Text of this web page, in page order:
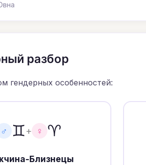
разбор
гендерных особенностей:
♂ ♊+ ♀ ♈
Близнецы